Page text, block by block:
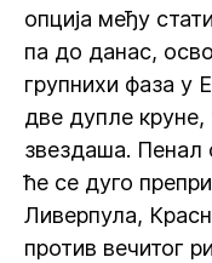
опција међу
па до данас,
групнихи фаза у
две дупле
звездаша. Пенал
ће се дуго
Ливерпула,
против вечитог